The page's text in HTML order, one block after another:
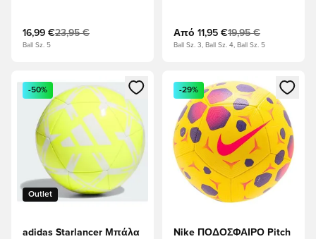
16,99 €23,95 €
Ball Sz. 5
Από 11,95 €19,95 €
Ball Sz. 3, Ball Sz. 4, Ball Sz. 5
Ανοίγει ένα Modal για να συνδεθείτε ή να εγγραφείτε ως
Outlet
-50%
adidas Starlancer Μπάλα
Ανοίγει ένα Modal για να
-29%
Nike ΠΟΔΟΣΦΑΙΡΟ Pitch